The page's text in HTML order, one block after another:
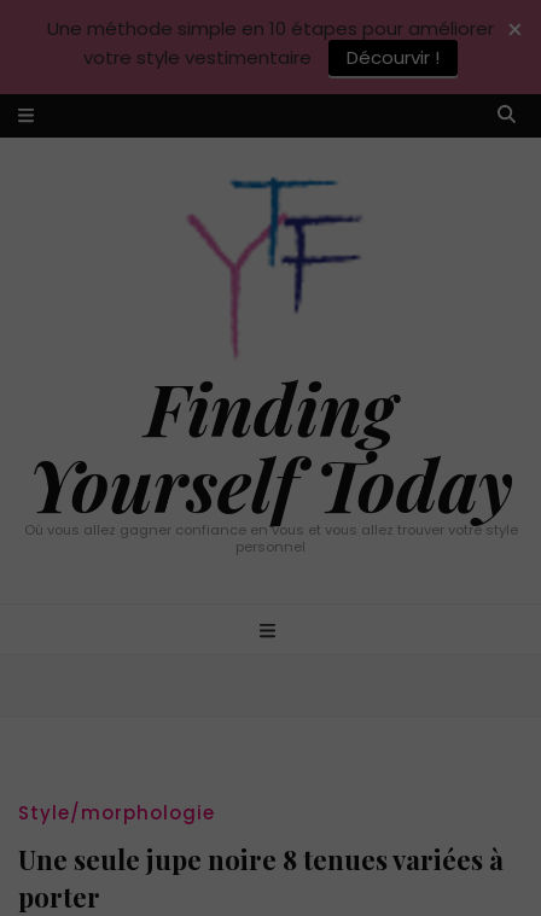
Finding
Yourself Today
Où vous allez gagner confiance en vous et vous allez trouver votre style
personnel
Style/morphologie
Une seule jupe noire 8 tenues variées à
porter
×
Une méthode simple en 10 étapes pour améliorer
votre style vestimentaire
Décourvir !